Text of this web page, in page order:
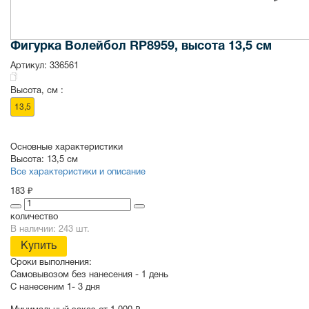
Фигурка Волейбол RP8959, высота 13,5 см
Артикул: 336561
Высота, см :
13,5
Основные характеристики
Высота: 13,5 см
Все характеристики и описание
183 ₽
количество
В наличии: 243 шт.
Купить
Сроки выполнения:
Самовывозом без нанесения - 1 день
С нанесеним 1- 3 дня